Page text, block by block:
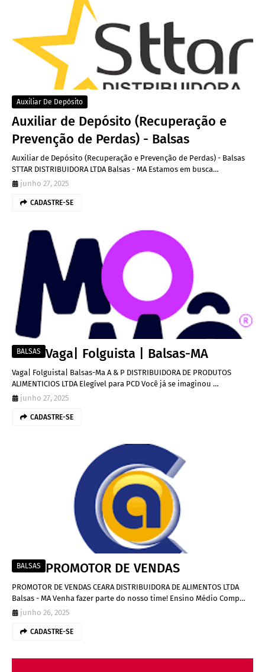
Auxiliar De Depósito
Auxiliar de Depósito (Recuperação e
Prevenção de Perdas) - Balsas
Auxiliar de Depósito (Recuperação e Prevenção de Perdas) - Balsas
STTAR DISTRIBUIDORA LTDA Balsas - MA Estamos em busca…
junho 27, 2025
CADASTRE-SE
BALSAS Vaga| Folguista | Balsas-MA
Vaga| Folguista| Balsas-Ma A & P DISTRIBUIDORA DE PRODUTOS
ALIMENTICIOS LTDA Elegível para PCD Você já se imaginou …
junho 27, 2025
CADASTRE-SE
BALSAS PROMOTOR DE VENDAS
PROMOTOR DE VENDAS CEARA DISTRIBUIDORA DE ALIMENTOS LTDA
Balsas - MA Venha fazer parte do nosso time! Ensino Médio Comp…
junho 26, 2025
CADASTRE-SE